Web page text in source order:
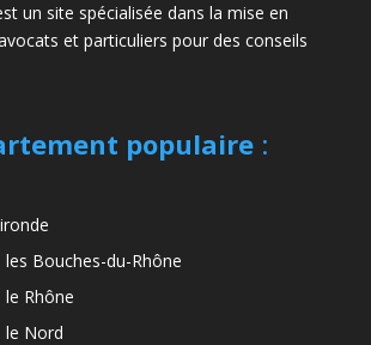
un site spécialisée dans la mise en
et particuliers pour des conseils
populaire:
Bouches-du-Rhône
Rhône
le Nord